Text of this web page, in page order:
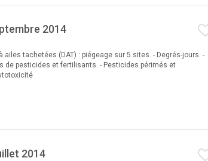
2014
ailes tachetées (DAT) : piégeage sur 5 sites. - Degrés-jours. -
de pesticides et fertilisants. - Pesticides périmés et
2014